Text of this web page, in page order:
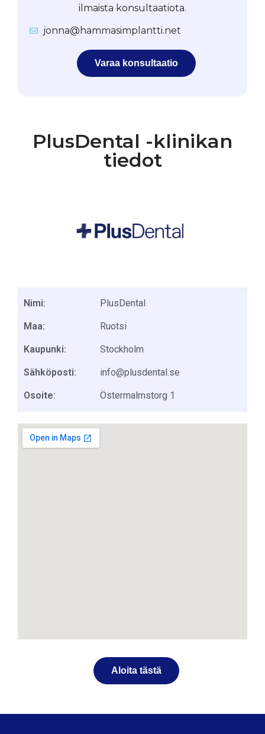
ilmaista konsultaatiota.
jonna@hammasimplantti.net
Varaa konsultaatio
PlusDental -klinikan
tiedot
Nimi:
Maa:
Kaupunki:
Sähköposti:
Osoite:
PlusDental
Ruotsi
Stockholm
info@plusdental.se
Östermalmstorg 1
Aloita tästä